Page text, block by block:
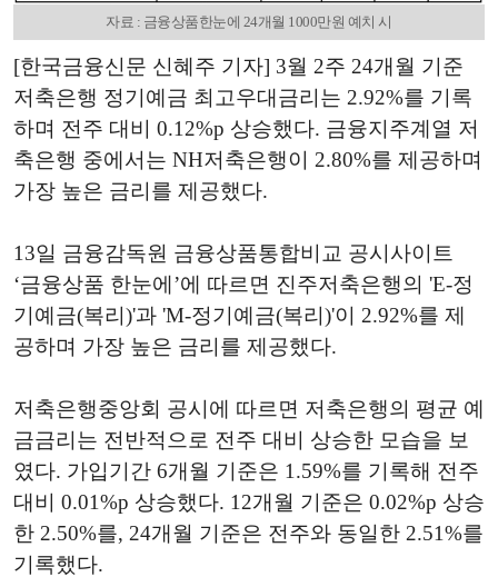
자료 : 금융상품한눈에 24개월 1000만원 예치 시
[한국금융신문 신혜주 기자] 3월 2주 24개월 기준
저축은행 정기예금 최고우대금리는 2.92%를 기록
하며 전주 대비 0.12%p 상승했다. 금융지주계열 저
축은행 중에서는 NH저축은행이 2.80%를 제공하며
가장 높은 금리를 제공했다.
13일 금융감독원 금융상품통합비교 공시사이트
‘금융상품 한눈에’에 따르면 진주저축은행의 'E-정
기예금(복리)'과 'M-정기예금(복리)'이 2.92%를 제
공하며 가장 높은 금리를 제공했다.
저축은행중앙회 공시에 따르면 저축은행의 평균 예
금금리는 전반적으로 전주 대비 상승한 모습을 보
였다. 가입기간 6개월 기준은 1.59%를 기록해 전주
대비 0.01%p 상승했다. 12개월 기준은 0.02%p 상승
한 2.50%를, 24개월 기준은 전주와 동일한 2.51%를
기록했다.